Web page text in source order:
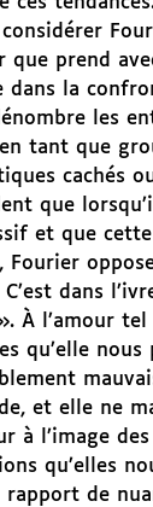
que prend
dans la
les
tant que
cachés
que
et que
Fourier
dans
À l’amour
qu’elle
et elle ne
à l’image
qu’elles
de